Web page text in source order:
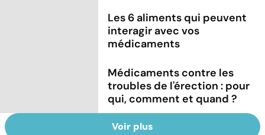
Les 6 aliments qui peuvent
interagir avec vos
médicaments
Médicaments contre les
troubles de l'érection : pour
qui, comment et quand ?
Voir plus